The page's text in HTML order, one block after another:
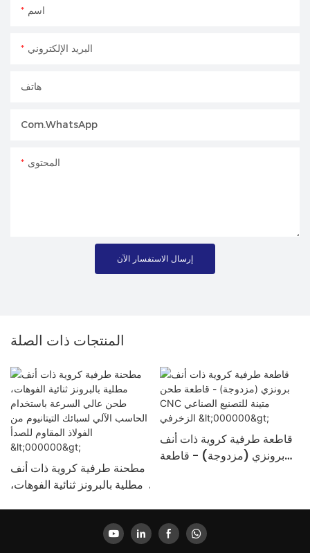
اسم
البريد الإلكتروني
هاتف
Com.whatsApp
المحتوى
إرسال الاستفسار الآن
المنتجات ذات الصلة
مطحنة طرفية كروية ذات أنف
مطلية بالبرونز ثنائية الفوهات،
من الفولاذ المقاوم للصدأ
قاطعة طرفية كروية ذات أنف
برونزي (مزدوجة) - قاطعة
<000000>